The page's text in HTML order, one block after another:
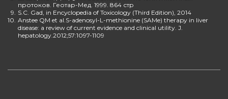
протоков. Геотар-Мед. 1999. 864 стр
9. S.C. Gad, in Encyclopedia of Toxicology (Third Edition), 2014
10. Anstee QM et al.S-adenosyl-L-methionine (SAMe) therapy in liver
disease: a review of current evidence and clinical utility. J.
hepatology.2012;57:1097-1109